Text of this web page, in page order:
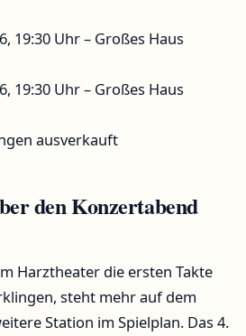
19:30 Uhr – Großes Haus
19:30 Uhr – Großes Haus
ausverkauft
den Konzertabend
Harztheater die ersten Takte
steht mehr auf dem
Station im Spielplan. Das 4.